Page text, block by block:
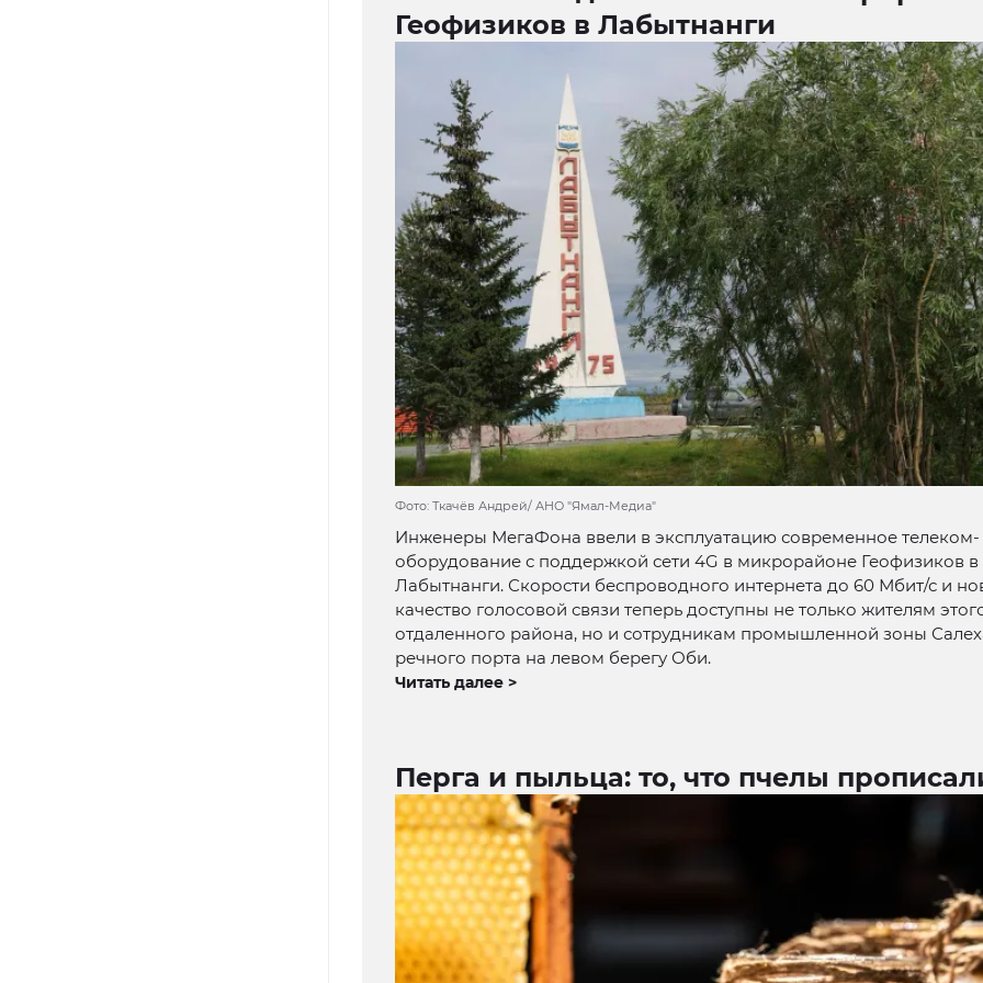
Геофизиков в Лабытнанги
Фото: Ткачёв Андрей/ АНО "Ямал-Медиа"
Инженеры МегаФона ввели в эксплуатацию современное телеком-
оборудование с поддержкой сети 4G в микрорайоне Геофизиков в
Лабытнанги. Скорости беспроводного интернета до 60 Мбит/с и
качество голосовой связи теперь доступны не только жителям
отдаленного района, но и сотрудникам промышленной зоны
речного порта на левом берегу Оби.
Читать далее >
Перга и пыльца: то, что пчелы